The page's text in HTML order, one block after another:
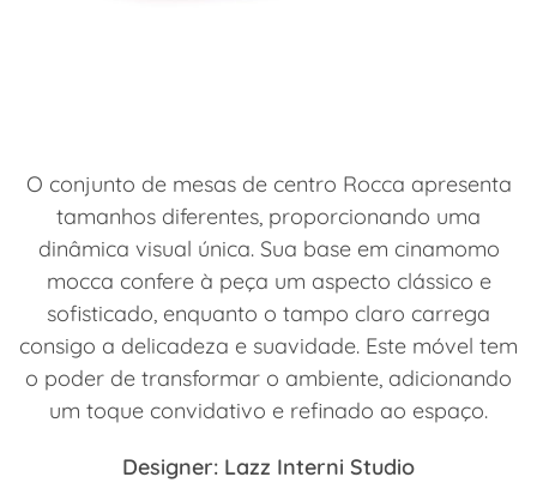
O conjunto de mesas de centro Rocca apresenta
tamanhos diferentes, proporcionando uma
dinâmica visual única. Sua base em cinamomo
mocca confere à peça um aspecto clássico e
sofisticado, enquanto o tampo claro carrega
consigo a delicadeza e suavidade. Este móvel tem
o poder de transformar o ambiente, adicionando
um toque convidativo e refinado ao espaço.
Designer: Lazz Interni Studio